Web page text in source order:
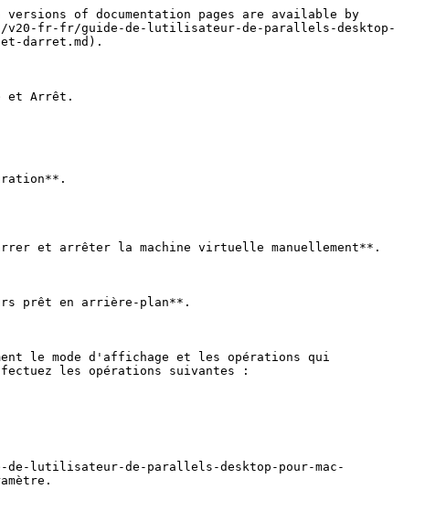
of documentation pages are available by
v20-fr-fr/guide-de-lutilisateur-de-parallels-desktop-
et-darret.md).
et Arrêt.
et arrêter la machine virtuelle manuellement**.
prêt en arrière-plan**.
le mode d'affichage et les opérations qui
les opérations suivantes :
de-lutilisateur-de-parallels-desktop-pour-mac-